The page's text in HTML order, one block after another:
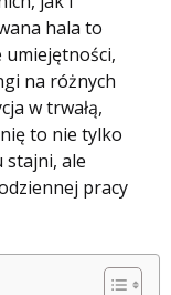
hala to
umiejętności,
na różnych
w trwałą,
to nie tylko
ale
pracy